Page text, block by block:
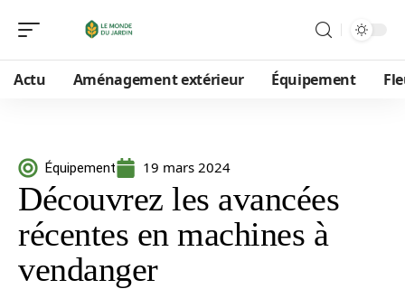
Actu Aménagement extérieur Équipement
Équipement 19 mars 2024
Découvrez les avancées
récentes en machines à
vendanger